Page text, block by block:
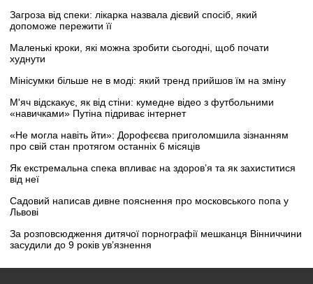
Загроза від спеки: лікарка назвала дієвий спосіб, який
допоможе пережити її
Маленькі кроки, які можна зробити сьогодні, щоб почати
худнути
Мінісумки більше не в моді: який тренд прийшов їм на зміну
М'яч відскакує, як від стіни: кумедне відео з футбольними
«навичками» Путіна підриває інтернет
«Не могла навіть йти»: Дорофєєва приголомшила зізнанням
про свій стан протягом останніх 6 місяців
Як екстремальна спека впливає на здоров’я та як захиститися
від неї
Садовий написав дивне пояснення про московського попа у
Львові
За розповсюдження дитячої порнографії мешканця Вінниччини
засудили до 9 років ув’язнення